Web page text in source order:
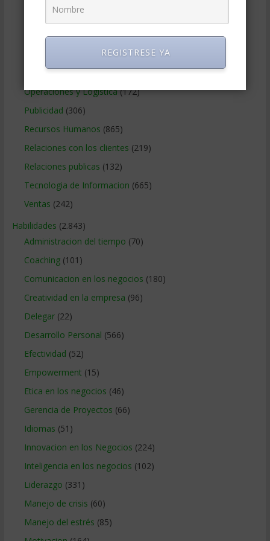
Métodos Gerenciales(280)
Negocios Internacionales(2.257)
Negocios Online(1.405)
Operaciones y Logística(172)
Publicidad (306)
Recursos Humanos (865)
Relaciones con los clientes (219)
Relaciones publicas (132)
Tecnologia de Informacion (665)
Ventas (242)
Habilidades (2.843)
Administracion del tiempo (70)
Coaching(101)
Comunicacion en los negocios (180)
Creatividad en la empresa (96)
Delegar(22)
Desarrollo Personal (566)
Efectividad (52)
Empowerment (15)
Etica en los negocios (46)
Gerencia de Proyectos (66)
Idiomas (51)
Innovacion en los Negocios (224)
Inteligencia en los negocios (102)
Liderazgo (331)
Manejo de crisis (60)
Manejo del estrés (85)
REGISTRESE YA